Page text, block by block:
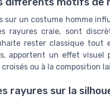
sur un costume homme
rayures craie, sont
rester classique
apportent un effet visuel
ou à la composition
rayures sur la